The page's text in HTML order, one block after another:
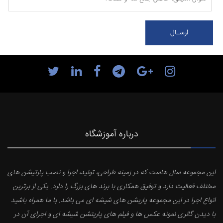
درباره آموزشگاه
این مجموعه سال هاست که در زمینه طراحی، تولید، اجرا و نصب پارتیشن های
مختلف فعالیت دارد و توفیق همکاری با برند های بزرگ را دارد. یکی از برترین
انواع اجرا در این مجموعه پاریشن های شیشه ای می باشد. با ما همراه باشید
با دیدن گالری نمونه عکس ها و فیلم های پاریتشن شیشه ای و اجرای آن در